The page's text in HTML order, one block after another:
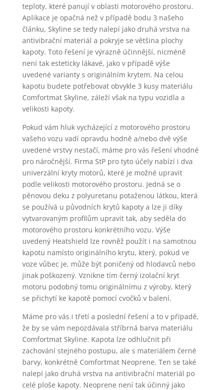
teploty, které panují v oblasti motorového prostoru.
Aplikace je opačná než v případě bodu 3 našeho
článku, Skyline se tedy nalepí jako druhá vrstva na
antivibrační materiál a pokryje se většina plochy
kapoty. Toto řešení je výrazně účinnější, nicméně
není tak esteticky lákavé, jako v případě výše
uvedené varianty s originálním krytem. Na celou
kapotu budete potřebovat obvykle 3 kusy materiálu
Comfortmat Skyline, záleží však na typu vozidla a
velikosti kapoty.
Pokud vám hluk vycházející z motorového prostoru
vašeho vozu vadí opravdu hodně a/nebo dvě výše
uvedené vrstvy nestačí, máme pro vás řešení vhodné
pro náročnější. Firma StP pro tyto účely nabízí i dva
univerzální kryty motorů, které je možné upravit
podle velikosti motorového prostoru. Jedná se o
pěnovou deku z polyuretanu potaženou látkou, která
se používá u původních krytů kapoty a lze ji díky
vytvarovaným profilům upravit tak, aby seděla do
motorového prostoru konkrétního vozu. Výše
uvedený Heatshield lze rovněž použít i na samotnou
kapotu namísto originálního krytu, který, pokud ve
voze vůbec je, může být poničený od hlodavců nebo
jinak poškozený. Vznikne tím černý izolační kryt
motoru podobný tomu originálnímu z výroby, který
se přichytí ke kapotě pomocí cvočků v balení.
Máme pro vás i třetí a poslední řešení a to v případě,
že by se vám nepozdávala stříbrná barva materiálu
Comfortmat Skyline. Kapota lze odhlučnit při
zachování stejného postupu, ale s materiálem černé
barvy, konkrétně Comfortmat Neoprene. Ten se také
nalepí jako druhá vrstva na antivibrační materiál po
celé ploše kapoty. Neoprene není tak účinný jako